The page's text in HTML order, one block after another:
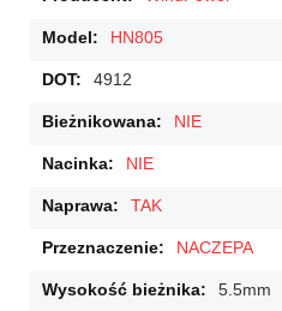
HN805
4912
NIE
NIE
TAK
NACZEPA
5.5mm